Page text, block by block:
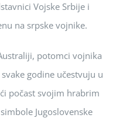
Vojske Srbije i
na srpske vojnike.
potomci vojnika
godine učestvuju u
počast svojim hrabrim
Jugoslovenske